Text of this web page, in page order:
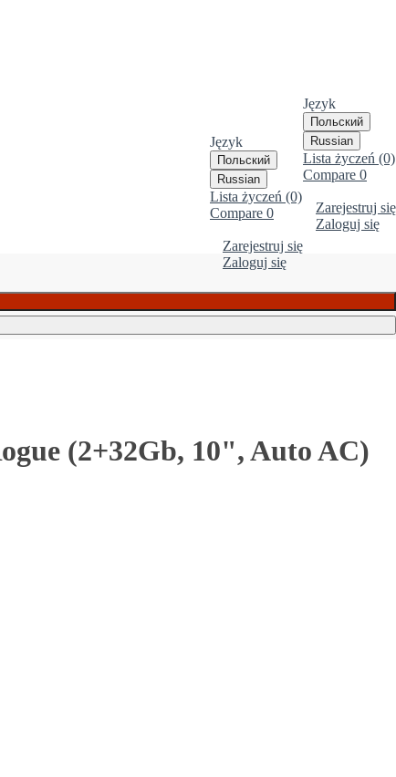
Język
Польский
Russian
Lista życzeń (0)
Compare 0
Zarejestruj się
Zaloguj się
Język
Польский
Russian
Lista życzeń (0)
Compare 0
Zarejestruj się
Zaloguj się
(2+32Gb, 10", Auto AC)